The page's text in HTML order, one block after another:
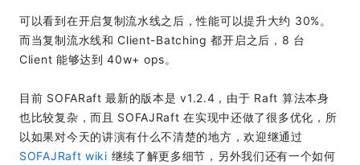
可以看到在开启复制流水线之后，性能可以提升大约 30%。
而当复制流水线和 Client-Batching 都开启之后，8 台
Client 能够达到 40w+ ops。
目前 SOFARaft 最新的版本是 v1.2.4，由于 Raft 算法本身
也比较复杂，而且 SOFAJRaft 在实现中还做了很多优化，所
以如果对今天的讲演有什么不清楚的地方，欢迎继通过
SOFAJRaft wiki 继续了解更多细节，另外我们还有一个如何